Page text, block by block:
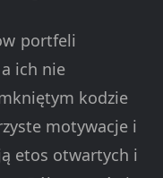
portfeli
ich nie
kodzie
motywacje i
etos otwartych i